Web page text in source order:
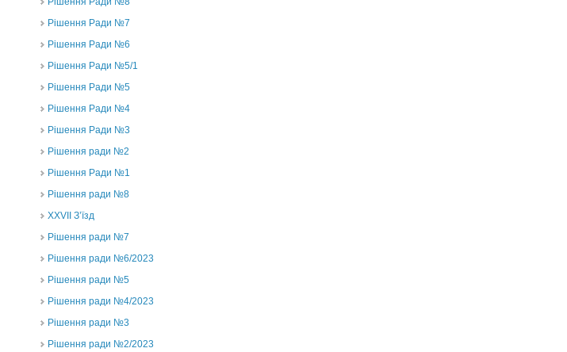
Рішення Ради №7
Рішення Ради №6
Рішення Ради №5/1
Рішення Ради №5
Рішення Ради №4
Рішення Ради №3
Рішення ради №2
Рішення Ради №1
Рішення ради №8
ХХVII З’їзд
Рішення ради №7
Рішення ради №6/2023
Рішення ради №5
Рішення ради №4/2023
Рішення ради №3
Рішення ради №2/2023